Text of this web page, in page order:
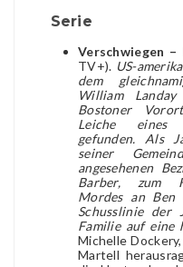
Serie
Verschwiegen –
TV+). US-
dem
William
Bostoner
Leiche eines
gefunden. Als
seiner
angesehenen
Barber, zum
Mordes an
Schusslinie der
Familie auf eine
Michelle
Martell